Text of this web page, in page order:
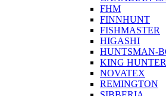
FHM
FINNHUNT
FISHMASTER
HIGASHI
HUNTSMAN-
KING HUNTER
NOVATEX
REMINGTON